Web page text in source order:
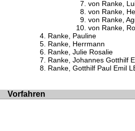
von Ranke,
von Ranke,
von Ranke,
von Ranke,
Ranke, Pauline
Ranke, Herrmann
Ranke, Julie Rosalie
Ranke, Johannes Gotthilf
Ranke, Gotthilf Paul Emil
Vorfahren